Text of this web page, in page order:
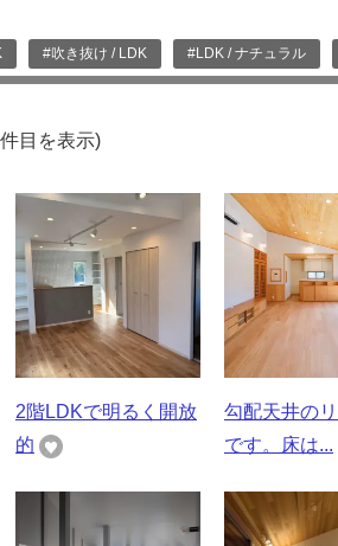
#吹き抜け / LDK #LDK / ナチュラル
目を表示)
2階LDKで明るく開放
的
勾配天井の
です。床は...